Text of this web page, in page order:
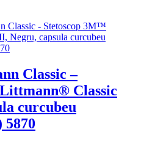
Classic –
Classic
curcubeu
5870